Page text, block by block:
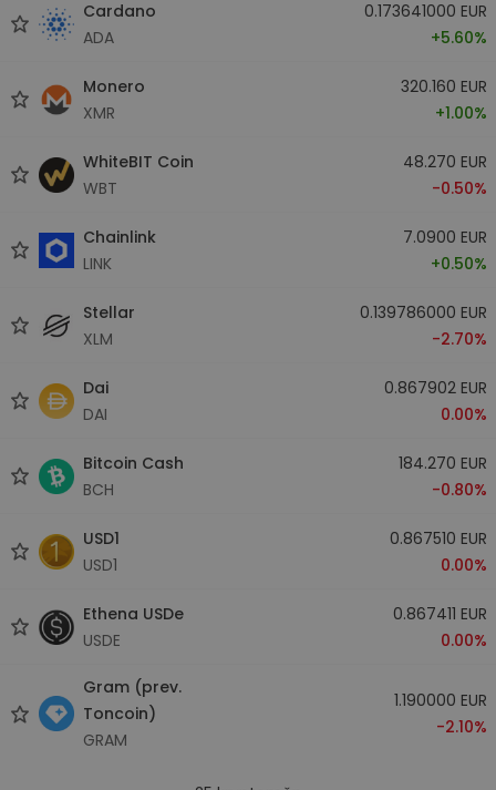
Cardano
ADA
0.173641000 EUR
+5.60%
Monero
XMR
320.160 EUR
+1.00%
WhiteBIT Coin
WBT
48.270 EUR
-0.50%
Chainlink
LINK
7.0900 EUR
+0.50%
Stellar
XLM
0.139786000 EUR
-2.70%
Dai
DAI
0.867902 EUR
0.00%
Bitcoin Cash
BCH
184.270 EUR
-0.80%
USD1
USD1
0.867510 EUR
0.00%
Ethena USDe
USDE
0.867411 EUR
0.00%
Gram (prev.
Toncoin)
GRAM
1.190000 EUR
-2.10%